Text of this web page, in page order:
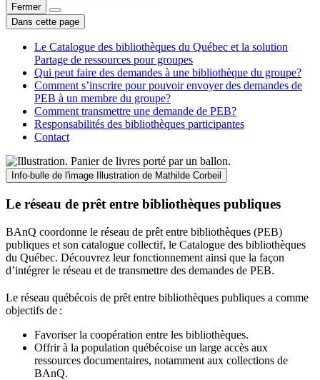
Fermer
Dans cette page
Le Catalogue des bibliothèques du Québec et la solution
Partage de ressources pour groupes
Qui peut faire des demandes à une bibliothèque du groupe?
Comment s’inscrire pour pouvoir envoyer des demandes de
PEB à un membre du groupe?
Comment transmettre une demande de PEB?
Responsabilités des bibliothèques participantes
Contact
Info-bulle de l'image Illustration de Mathilde Corbeil
Le réseau de prêt entre bibliothèques publiques
BAnQ coordonne le réseau de prêt entre bibliothèques (PEB)
publiques et son catalogue collectif, le Catalogue des bibliothèques
du Québec. Découvrez leur fonctionnement ainsi que la façon
d’intégrer le réseau et de transmettre des demandes de PEB.
Le réseau québécois de prêt entre bibliothèques publiques a comme
objectifs de :
Favoriser la coopération entre les bibliothèques.
Offrir à la population québécoise un large accès aux
ressources documentaires, notamment aux collections de
BAnQ.